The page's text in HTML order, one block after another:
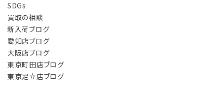
SDGs
買取の相談
新入荷ブログ
愛知店ブログ
大阪店ブログ
東京町田店ブログ
東京足立店ブログ